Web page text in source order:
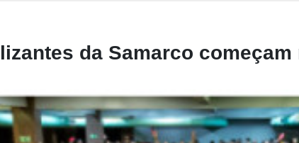
da Samarco